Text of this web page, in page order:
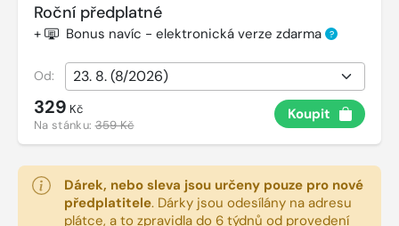
Roční předplatné
+ Bonus navíc - elektronická verze zdarma ?
Od:
329 Kč
Na stánku:359 Kč
Koupit
Dárek, nebo sleva jsou určeny pouze pro nové
předplatitele. Dárky jsou odesílány na adresu
plátce, a to zpravidla do 6 týdnů od provedení